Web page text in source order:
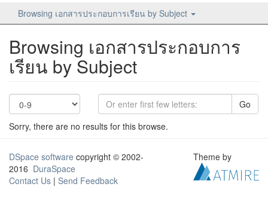
Browsing เอกสารประกอบการเรียน by Subject
Browsing เอกสารประกอบการ
เรียน by Subject
Go
Sorry, there are no results for this browse.
DSpace software copyright © 2002-
2016 DuraSpace
Contact Us | Send Feedback
Theme by